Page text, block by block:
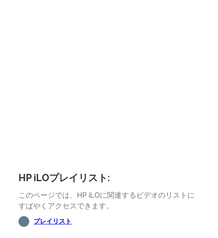
HP iLOプレイリスト:
このページでは、HP iLOに関連するビデオのリストに
すばやくアクセスできます。
プレイリスト